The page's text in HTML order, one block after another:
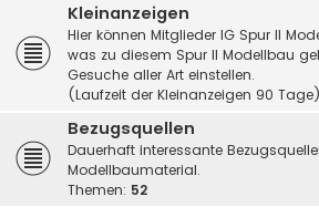
Kleinanzeigen
Hier können Mitglieder IG Spur II
was zu diesem Spur II Modellbau
Gesuche aller Art einstellen.
(Laufzeit der Kleinanzeigen 90 Tage)
Bezugsquellen
Dauerhaft interessante
Modellbaumaterial.
Themen: 52